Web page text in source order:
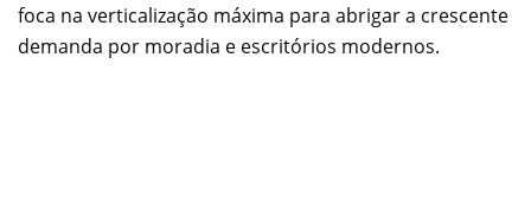
foca na verticalização máxima para abrigar a crescente
demanda por moradia e escritórios modernos.